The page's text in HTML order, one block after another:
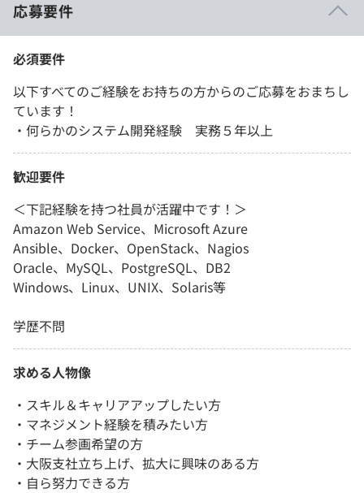
応募要件
必須要件
以下すべてのご経験をお持ちの方からのご応募をおまちし
ています！
・何らかのシステム開発経験 実務５年以上
歓迎要件
＜下記経験を持つ社員が活躍中です！＞
Amazon Web Service、Microsoft Azure
Ansible、Docker、OpenStack、Nagios
Oracle、MySQL、PostgreSQL、DB2
Windows、Linux、UNIX、Solaris等
学歴不問
求める人物像
・スキル＆キャリアアップしたい方
・マネジメント経験を積みたい方
・チーム参画希望の方
・大阪支社立ち上げ、拡大に興味のある方
・自ら努力できる方